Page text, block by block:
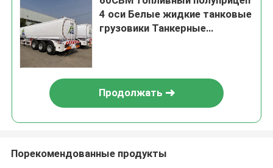
4 оси Белые жидкие танковые
грузовики Танкерные
Продолжать
Порекомендованные продукты